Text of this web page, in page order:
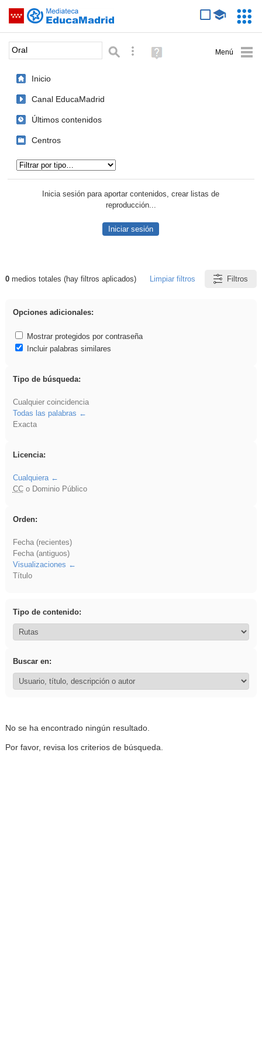
Saltar navegación
Palabra o frase: Búsqueda avanzada
Ayuda
(en
Inicio
Canal EducaMadrid
Últimos contenidos
Centros
Inicia sesión para aportar contenidos, crear listas de
reproducción...
Iniciar sesión
Resultados de: Oral
0medios totales (hay filtros aplicados) Limpiar filtros Filtros
Opciones adicionales:
Mostrar protegidos por contraseña
Incluir palabras similares
Tipo de búsqueda:
Cualquier coincidencia
Todas las palabras
Exacta
Licencia:
Cualquiera
CCo Dominio Público
Orden:
Fecha (recientes)
Fecha (antiguos)
Visualizaciones
Título
Tipo de contenido:
Buscar en:
No se ha encontrado ningún resultado.
Por favor, revisa los criterios de búsqueda.